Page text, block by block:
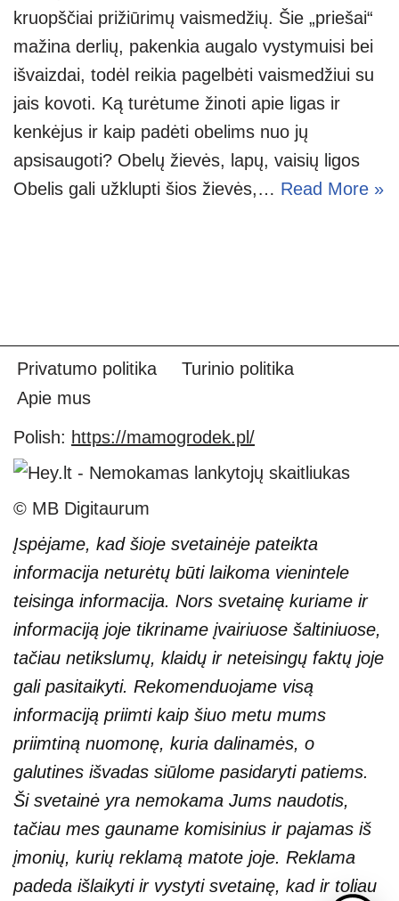
kruopščiai prižiūrimų vaismedžių. Šie „priešai“
mažina derlių, pakenkia augalo vystymuisi bei
išvaizdai, todėl reikia pagelbėti vaismedžiui su
jais kovoti. Ką turėtume žinoti apie ligas ir
kenkėjus ir kaip padėti obelims nuo jų
apsisaugoti? Obelų žievės, lapų, vaisių ligos
Obelis gali užklupti šios žievės,… Read More »
Privatumo politika
Turinio politika
Apie mus
Polish: https://mamogrodek.pl/
© MB Digitaurum
Įspėjame, kad šioje svetainėje pateikta
informacija neturėtų būti laikoma vienintele
teisinga informacija. Nors svetainę kuriame ir
informaciją joje tikriname įvairiuose šaltiniuose,
tačiau netikslumų, klaidų ir neteisingų faktų joje
gali pasitaikyti. Rekomenduojame visą
informaciją priimti kaip šiuo metu mums
priimtiną nuomonę, kuria dalinamės, o
galutines išvadas siūlome pasidaryti patiems.
Ši svetainė yra nemokama Jums naudotis,
tačiau mes gauname komisinius ir pajamas iš
įmonių, kurių reklamą matote joje. Reklama
padeda išlaikyti ir vystyti svetainę, kad ir toliau